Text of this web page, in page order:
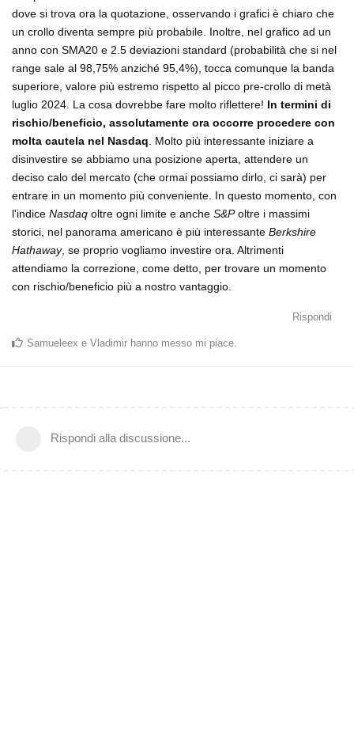
dove si trova ora la quotazione, osservando i grafici è chiaro che
un crollo diventa sempre più probabile. Inoltre, nel grafico ad un
anno con SMA20 e 2.5 deviazioni standard (probabilità che si nel
range sale al 98,75% anziché 95,4%), tocca comunque la banda
superiore, valore più estremo rispetto al picco pre-crollo di metà
luglio 2024. La cosa dovrebbe fare molto riflettere! In termini di
rischio/beneficio, assolutamente ora occorre procedere con
molta cautela nel Nasdaq . Molto più interessante iniziare a
disinvestire se abbiamo una posizione aperta, attendere un
deciso calo del mercato (che ormai possiamo dirlo, ci sarà) per
entrare in un momento più conveniente. In questo momento, con
l'indice Nasdaq oltre ogni limite e anche S&Poltre i massimi
storici, nel panorama americano è più interessante Berkshire
Hathaway, se proprio vogliamo investire ora. Altrimenti
attendiamo la correzione, come detto, per trovare un momento
con rischio/beneficio più a nostro vantaggio.
Rispondi
Samueleex e Vladimir hanno messo mi piace
Rispondi alla discussione...